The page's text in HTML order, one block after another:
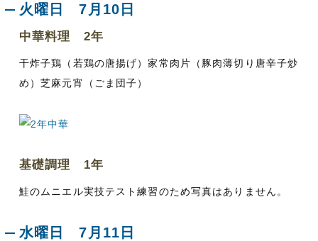
火曜日 7月10日
中華料理 2年
干炸子鶏（若鶏の唐揚げ）家常肉片（豚肉薄切り唐辛子炒
め）芝麻元宵（ごま団子）
基礎調理 1年
鮭のムニエル実技テスト練習のため写真はありません。
水曜日 7月11日